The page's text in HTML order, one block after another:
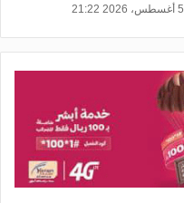
5 أغسطس، 2026 21:22